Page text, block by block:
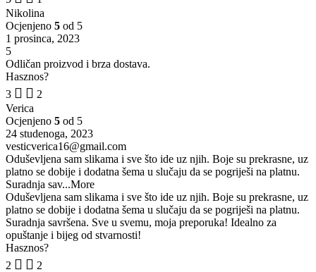
Nikolina
Ocjenjeno 5 od 5
1 prosinca, 2023
5
Odličan proizvod i brza dostava.
Hasznos?
3
2
Verica
Ocjenjeno 5 od 5
24 studenoga, 2023
vesticverica16@gmail.com
Oduševljena sam slikama i sve što ide uz njih. Boje su prekrasne, uz
platno se dobije i dodatna šema u slučaju da se pogriješi na platnu.
Suradnja sav...More
Oduševljena sam slikama i sve što ide uz njih. Boje su prekrasne, uz
platno se dobije i dodatna šema u slučaju da se pogriješi na platnu.
Suradnja savršena. Sve u svemu, moja preporuka! Idealno za
opuštanje i bijeg od stvarnosti!
Hasznos?
2
2